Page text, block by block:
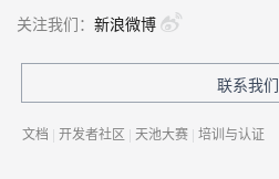
关注我们： 新浪微博
联系我们
文档 | 开发者社区 | 天池大赛 | 培训与认证